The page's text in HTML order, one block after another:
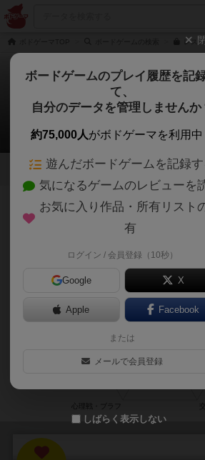
レス
レス・アルカ
次のおすすめボードゲー
28 20
『レス・アルカナ』が好きな方へのおす
このゲームのトップページで投票された「プレイ
が近いボードゲームをランキング形式で紹介します
ボードゲームのプレイ履歴を記
て、
自分のデータを管理しませんか
約75,000人がボドゲーマを利用中
遊んだボードゲームを記録す
気になるゲームのレビューを
お気に入り作品・所有リスト
有
ログイン / 会員登録（10秒）
Google X
Apple Facebook
または
メールで会員登録
しばらく表示しない